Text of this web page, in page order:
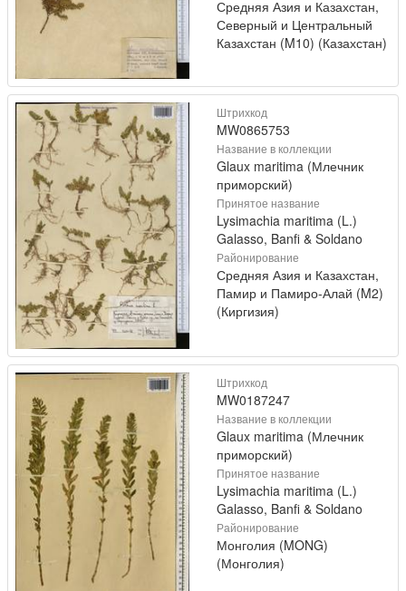
Средняя Азия и Казахстан,
Северный и Центральный
Казахстан (M10) (Казахстан)
Штрихкод
MW0865753
Название в коллекции
Glaux maritima (Млечник
приморский)
Принятое название
Lysimachia maritima (L.)
Galasso, Banfi & Soldano
Районирование
Средняя Азия и Казахстан,
Памир и Памиро-Алай (M2)
(Киргизия)
Штрихкод
MW0187247
Название в коллекции
Glaux maritima (Млечник
приморский)
Принятое название
Lysimachia maritima (L.)
Galasso, Banfi & Soldano
Районирование
Монголия (MONG)
(Монголия)